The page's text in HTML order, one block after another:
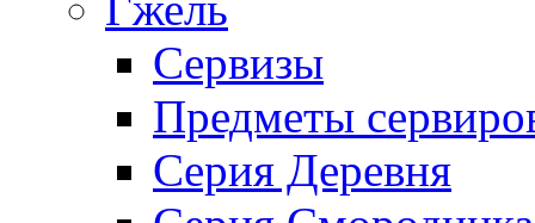
Сервизы
Предметы
Серия Деревня